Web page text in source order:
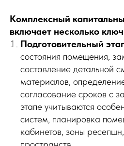
Комплексный
включает несколько
Подготовительный
состояния помещения,
составление детальной
материалов,
согласование сроков с
этапе учитываются
систем, планировка
кабинетов, зоны